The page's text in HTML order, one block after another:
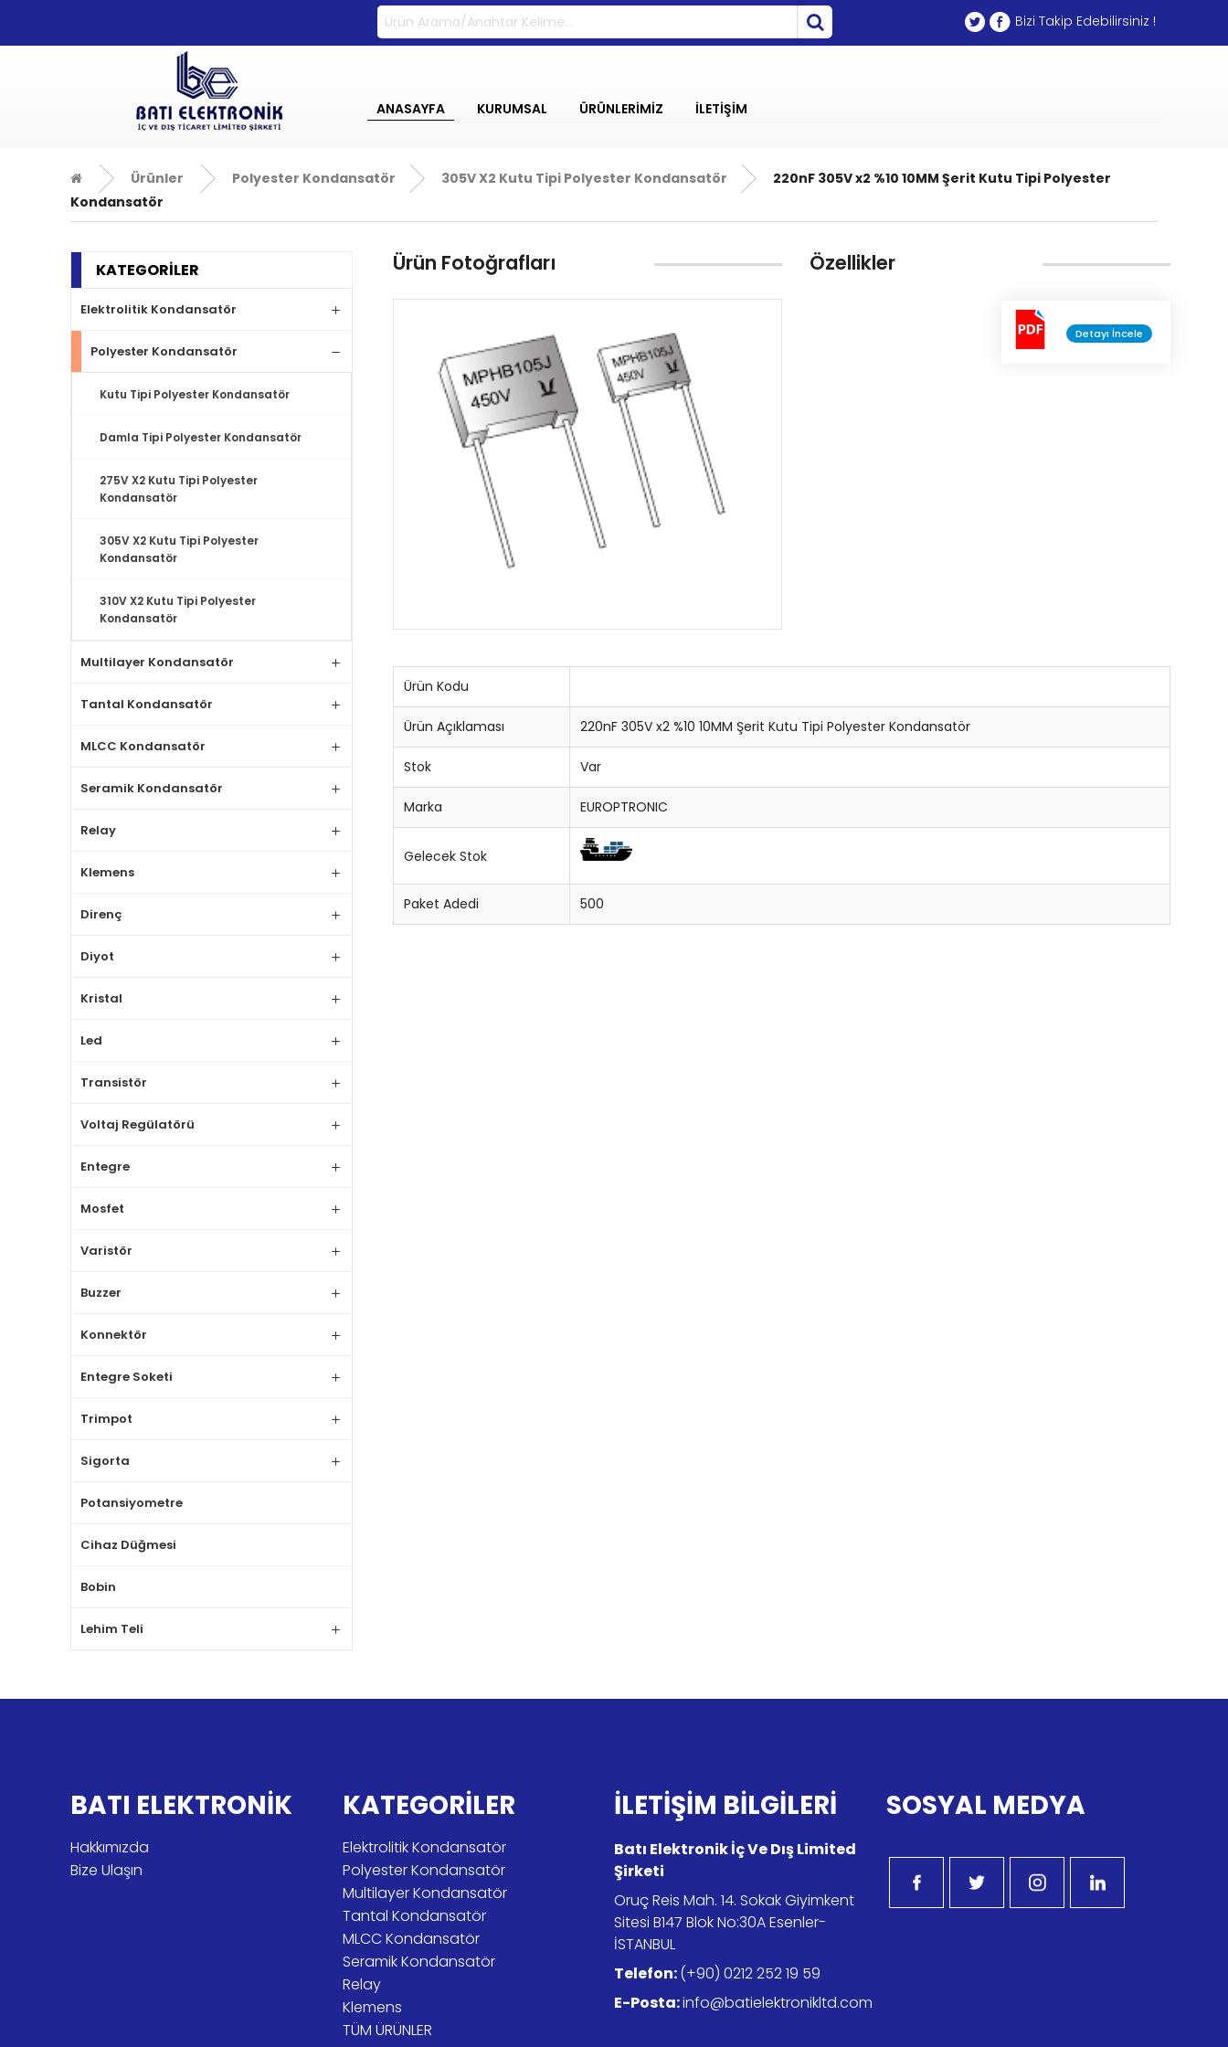
Bizi Takip Edebilirsiniz !
ANASAYFA KURUMSAL ÜRÜNLERİMİZ İLETİŞİM
Ürünler Polyester Kondansatör 305V X2 Kutu Tipi Polyester Kondansatör
220nF 305V x2 %10 10MM Şerit Kutu Tipi Polyester
Kondansatör
KATEGORİLER
Elektrolitik Kondansatör
Polyester Kondansatör
Kutu Tipi Polyester Kondansatör
Damla Tipi Polyester Kondansatör
275V X2 Kutu Tipi Polyester
Kondansatör
305V X2 Kutu Tipi Polyester
Kondansatör
310V X2 Kutu Tipi Polyester
Kondansatör
Multilayer Kondansatör
Tantal Kondansatör
MLCC Kondansatör
Seramik Kondansatör
Relay
Klemens
Direnç
Diyot
Kristal
Led
Transistör
Voltaj Regülatörü
Entegre
Mosfet
Varistör
Buzzer
Konnektör
Entegre Soketi
Trimpot
Sigorta
Potansiyometre
Cihaz Düğmesi
Bobin
Lehim Teli
Ürün Fotoğrafları Özellikler
Detayı İncele
Ürün Kodu
Ürün Açıklaması 220nF 305V x2 %10 10MM Şerit Kutu Tipi Polyester Kondansatör
Stok Var
Marka EUROPTRONIC
Gelecek Stok
Paket Adedi 500
BATI ELEKTRONİK
Hakkımızda
Bize Ulaşın
KATEGORİLER
Elektrolitik Kondansatör
Polyester Kondansatör
Multilayer Kondansatör
Tantal Kondansatör
MLCC Kondansatör
Seramik Kondansatör
Relay
Klemens
TÜM ÜRÜNLER
İLETİŞİM BİLGİLERİ
Batı Elektronik İç Ve Dış Limited
Şirketi
Oruç Reis Mah. 14. Sokak Giyimkent
Sitesi B147 Blok No:30A Esenler-
İSTANBUL
Telefon:(+90) 0212 252 19 59
E-Posta:info@batielektronikltd.com
SOSYAL MEDYA